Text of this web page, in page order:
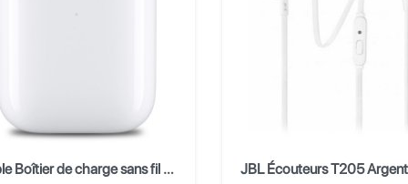
Apple Boîtier de charge sans fil pour AirPods
JBL Écouteurs T205 Argent